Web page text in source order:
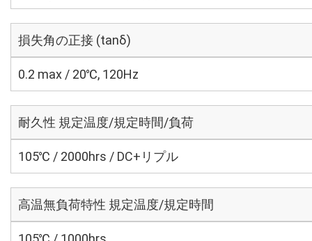
損失角の正接 (tanδ)
0.2 max / 20℃, 120Hz
耐久性 規定温度/規定時間/負荷
105℃ / 2000hrs / DC+リプル
高温無負荷特性 規定温度/規定時間